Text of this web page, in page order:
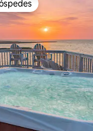
dos hóspedes